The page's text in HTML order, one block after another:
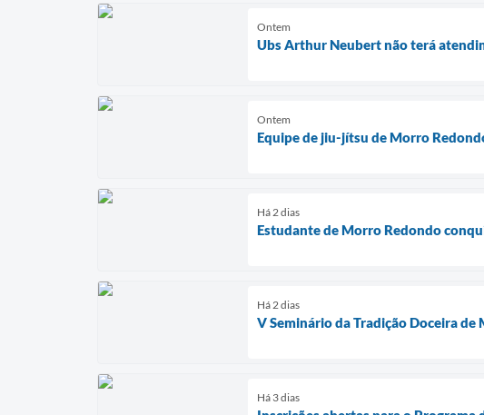
Ontem
Ubs Arthur Neubert não terá
Ontem
Equipe de jiu-jítsu de Morro
Há 2 dias
Estudante de Morro Redondo
Há 2 dias
V Seminário da Tradição Doceira
Há 3 dias